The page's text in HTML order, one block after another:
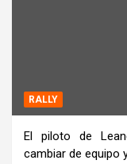
RALLY
El piloto de
cambiar de equipo